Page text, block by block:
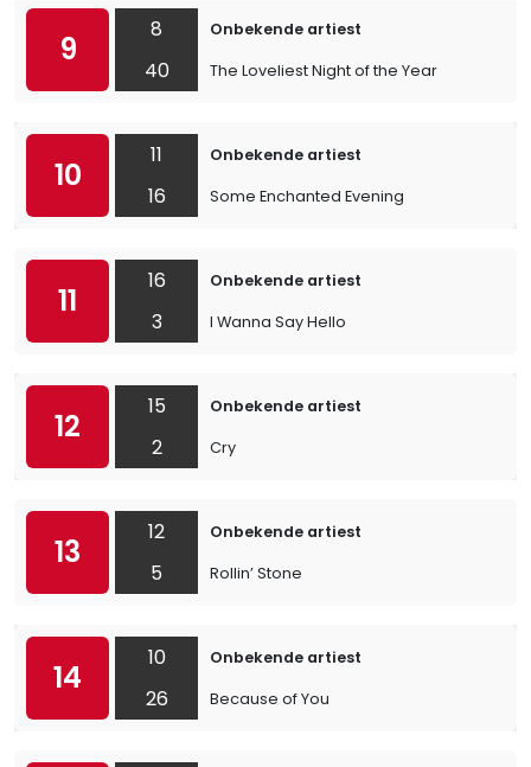
9
8
40
Onbekende artiest
The Loveliest Night of the Year
10
11
16
Onbekende artiest
Some Enchanted Evening
11
16
3
Onbekende artiest
I Wanna Say Hello
12
15
2
Onbekende artiest
Cry
13
12
5
Onbekende artiest
Rollin’ Stone
14
10
26
Onbekende artiest
Because of You